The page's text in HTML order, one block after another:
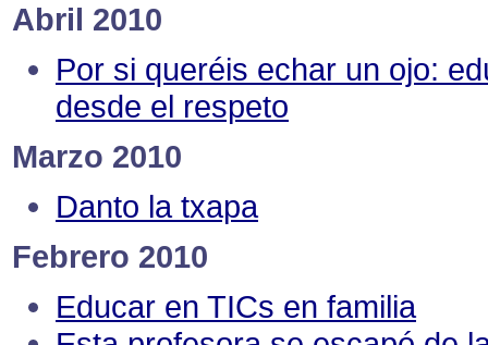
Abril 2010
Por si queréis echar un ojo:
desde el respeto
Marzo 2010
Danto la txapa
Febrero 2010
Educar en TICs en familia